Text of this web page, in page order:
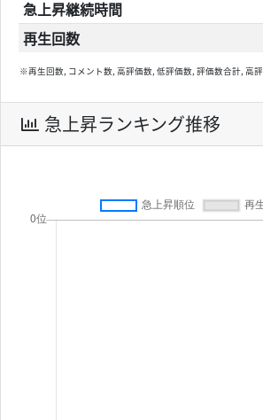
急上昇継続時間
再生回数
※再生回数, コメント数, 高評価数, 低評価数, 評価数合計, 高
急上昇ランキング推移